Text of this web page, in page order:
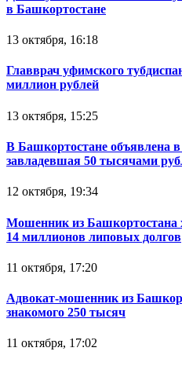
в Башкортостане
13 октября, 16:18
Главврач уфимского
миллион рублей
13 октября, 15:25
В Башкортостане объявлена
завладевшая 50 тысячами
12 октября, 19:34
Мошенник из Башкортостана
14 миллионов липовых долгов
11 октября, 17:20
Адвокат-мошенник из
знакомого 250 тысяч
11 октября, 17:02